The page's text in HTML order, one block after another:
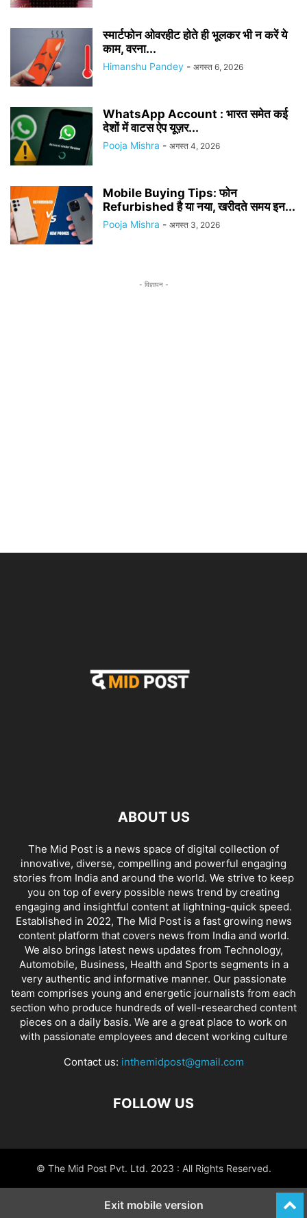
स्मार्टफोन ओवरहीट होते ही भूलकर भी न करें ये
काम, वरना...
Himanshu Pandey - अगस्त 6, 2026
WhatsApp Account : भारत समेत कई
देशों में वाटस ऐप यूज़र...
Pooja Mishra - अगस्त 4, 2026
Mobile Buying Tips: फोन
Refurbished है या नया, खरीदते समय इन...
Pooja Mishra - अगस्त 3, 2026
- विज्ञापन -
ABOUT US
The Mid Post is a news space of digital collection of
innovative, diverse, compelling and powerful engaging
stories from India and around the world. We strive to keep
you on top of every possible news trend by creating
engaging and insightful content at lightning-quick speed.
Established in 2022, The Mid Post is a fast growing news
content platform that covers news from India and world.
We also brings latest news updates from Technology,
Automobile, Business, Health and Sports segments in a
very authentic and informative manner. Our passionate
team comprises young and energetic journalists from each
section who produce hundreds of well-researched content
pieces on a daily basis. We are a great place to work on
with passionate employees and decent working culture
Contact us: inthemidpost@gmail.com
FOLLOW US
© The Mid Post Pvt. Ltd. 2023 : All Rights Reserved.
Exit mobile version